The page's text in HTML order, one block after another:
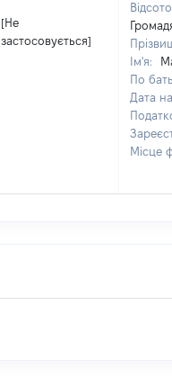
[Не
застосовується]
Ім'я:
По
Дата
Місце